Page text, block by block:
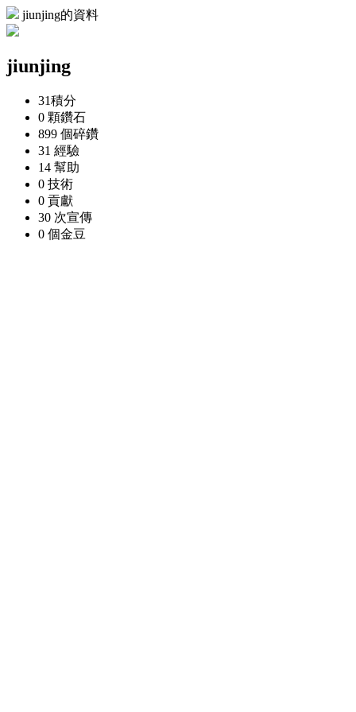
jiunjing的資料
jiunjing
31積分
0 顆鑽石
899 個碎鑽
31 經驗
14 幫助
0 技術
0 貢獻
30 次宣傳
0 個金豆